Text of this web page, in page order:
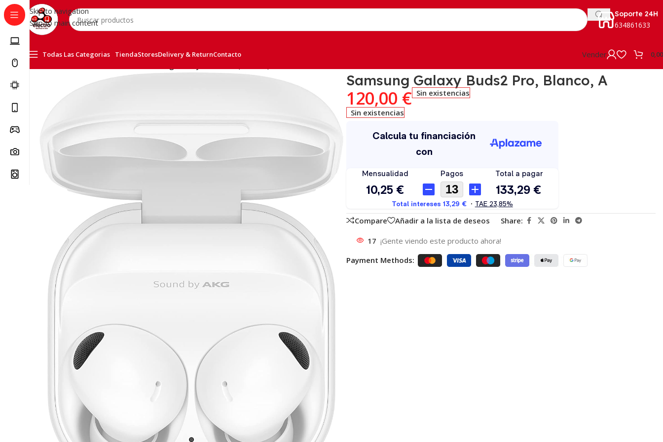
Skip to navigation
Skip to main content
Soporte 24H
634861633
Todas Las Categorias TiendaStoresDelivery & ReturnContacto Vender
Samsung Galaxy Buds2 Pro, Blanco, A
120,00 € Sin existencias
Sin existencias
Compare Añadir a la lista de deseos Share:
17 ¡Gente viendo este producto ahora!
Payment Methods: